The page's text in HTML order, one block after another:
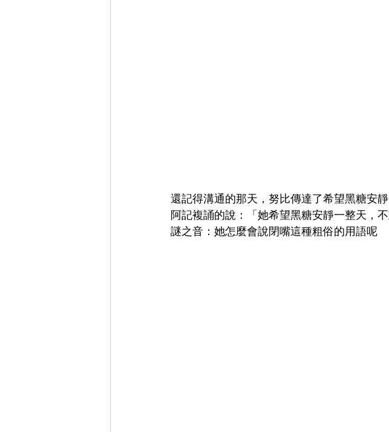
還記得溝通的那天，努比傳達了希望黑糖安
阿記複誦的說：「她希望黑糖安靜一整天，
謎之音：她怎麼會說閉嘴這種粗俗的用語呢